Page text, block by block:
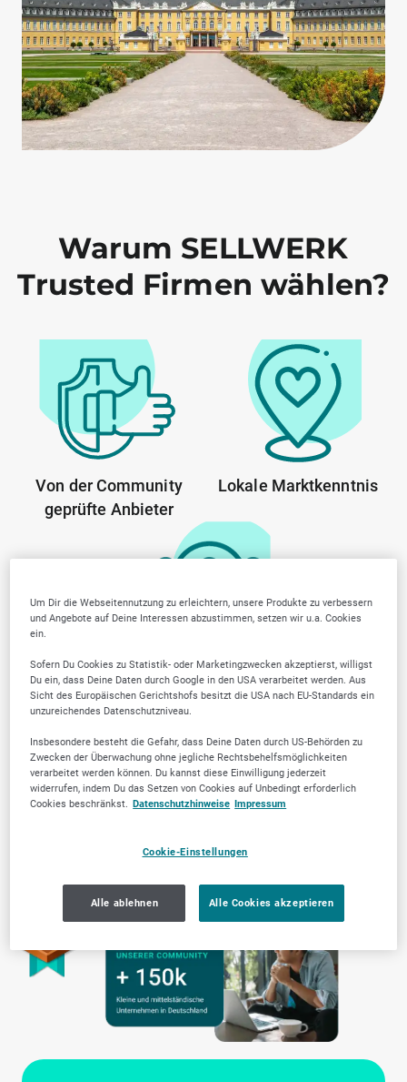
Warum SELLWERK
Trusted Firmen wählen?
Von der Community
geprüfte Anbieter
Lokale Marktkenntnis
Transparente Arbeitsweise
Um Dir die Webseitennutzung zu erleichtern, unsere Produkte zu verbessern
und Angebote auf Deine Interessen abzustimmen, setzen wir u.a. Cookies
ein.
Sofern Du Cookies zu Statistik- oder Marketingzwecken akzeptierst, willigst
Du ein, dass Deine Daten durch Google in den USA verarbeitet werden. Aus
Sicht des Europäischen Gerichtshofs besitzt die USA nach EU-Standards ein
unzureichendes Datenschutzniveau.
Insbesondere besteht die Gefahr, dass Deine Daten durch US-Behörden zu
Zwecken der Überwachung ohne jegliche Rechtsbehelfsmöglichkeiten
verarbeitet werden können. Du kannst diese Einwilligung jederzeit
widerrufen, indem Du das Setzen von Cookies auf Unbedingt erforderlich
Cookies beschränkst. Datenschutzhinweise Impressum
Cookie-Einstellungen
Alle ablehnen Alle Cookies akzeptieren